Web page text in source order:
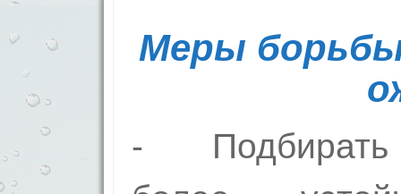
Меры
- Подбирать